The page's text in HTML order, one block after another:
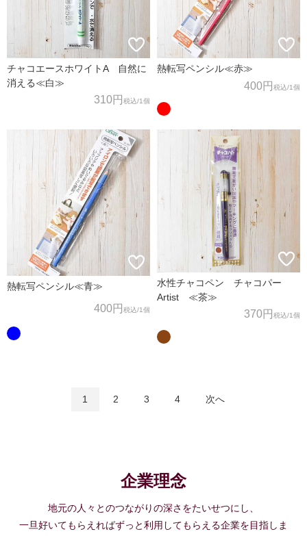
チャコエースホワイトA 自然に
消える≪白≫
310円 税込/1個
熱転写ペンシル≪赤≫
400円 税込/1個
熱転写ペンシル≪青≫
400円 税込/1個
水性チャコペン チャコパー
Artist ≪茶≫
370円 税込/1個
1 2 3 4 次へ
企業理念
地元の人々とのつながりの深さをたいせつにし、
一旦好いてもらえればずっと利用してもらえる企業を目指しま